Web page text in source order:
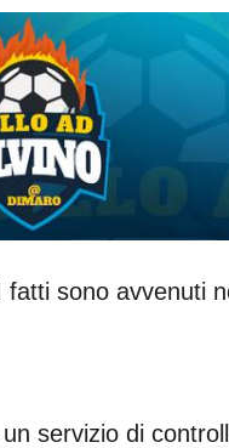
sono avvenuti
servizio di